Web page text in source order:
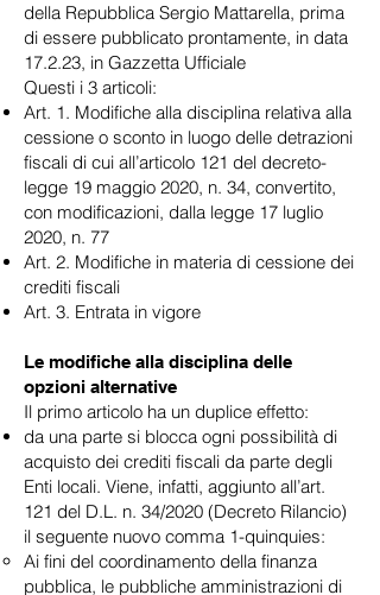
della Repubblica Sergio Mattarella, prima
di essere pubblicato prontamente, in data
17.2.23, in Gazzetta Ufficiale
Questi i 3 articoli:
Art. 1. Modifiche alla disciplina relativa alla
cessione o sconto in luogo delle detrazioni
fiscali di cui all’articolo 121 del decreto-
legge 19 maggio 2020, n. 34, convertito,
con modificazioni, dalla legge 17 luglio
2020, n. 77
Art. 2. Modifiche in materia di cessione dei
crediti fiscali
Art. 3. Entrata in vigore
Le modifiche alla disciplina delle
opzioni alternative
Il primo articolo ha un duplice effetto:
da una parte si blocca ogni possibilità di
acquisto dei crediti fiscali da parte degli
Enti locali. Viene, infatti, aggiunto all’art.
121 del D.L. n. 34/2020 (Decreto Rilancio)
il seguente nuovo comma 1-quinquies:
Ai fini del coordinamento della finanza
pubblica, le pubbliche amministrazioni di